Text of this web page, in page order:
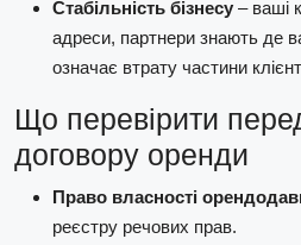
Стабільність бізнесу – ваші
адреси, партнери знають де
означає втрату частини
Що перевірити
договору оренди
Право власності
реєстру речових прав.